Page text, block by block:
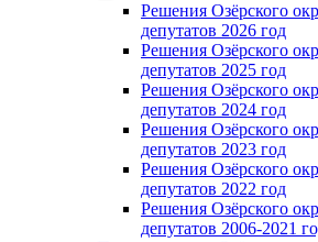
Решения Озёрского
депутатов 2026 год
Решения Озёрского
депутатов 2025 год
Решения Озёрского
депутатов 2024 год
Решения Озёрского
депутатов 2023 год
Решения Озёрского
депутатов 2022 год
Решения Озёрского
депутатов 2006-2021